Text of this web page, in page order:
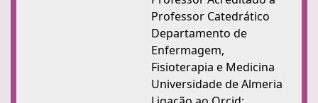
Professor Catedrático
Departamento de
Enfermagem,
Fisioterapia e Medicina
Universidade de Almeria